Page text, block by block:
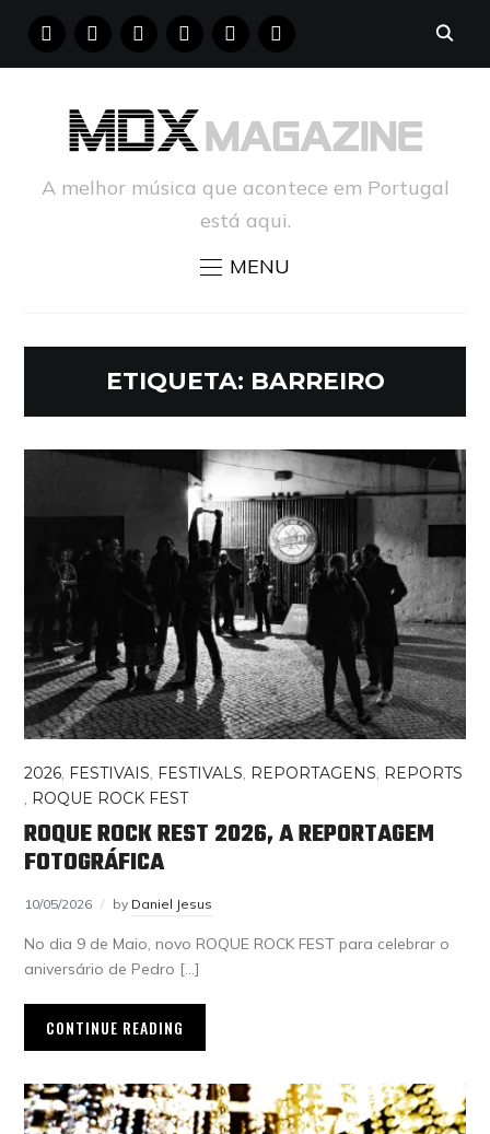
FACEBOOKINSTAGRAM
YOUTUBE PINTERESTTUMBLR
A melhor música que acontece em Portugal
está aqui.
MENU
ETIQUETA: BARREIRO
2026, FESTIVAIS, FESTIVALS, REPORTAGENS, REPORTS
, ROQUE ROCK FEST
ROQUE ROCK REST 2026, A REPORTAGEM
FOTOGRÁFICA
10/05/2026 by Daniel Jesus
No dia 9 de Maio, novo ROQUE ROCK FEST para celebrar o
aniversário de Pedro […]
CONTINUE READING